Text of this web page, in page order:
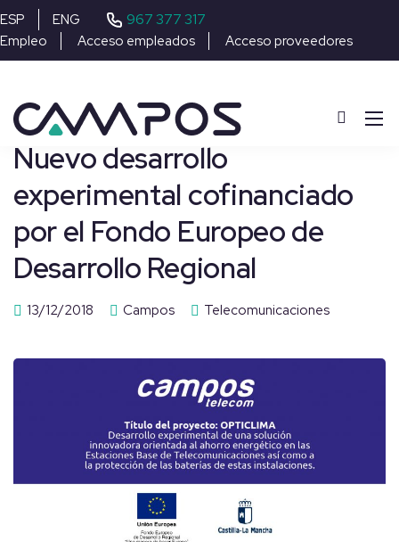
ESP ENG 967 377 317
Empleo Acceso empleados Acceso proveedores
Nuevo desarrollo
experimental cofinanciado
por el Fondo Europeo de
Desarrollo Regional
13/12/2018 Campos Telecomunicaciones